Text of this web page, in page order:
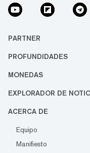
PARTNER
PROFUNDIDADES
MONEDAS
EXPLORADOR DE
ACERCA DE
Equipo
Manifiesto